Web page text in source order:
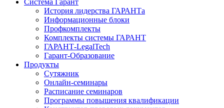
Система Гарант
История лидерства ГАРАНТа
Информационные блоки
Профкомплекты
Комплекты системы ГАРАНТ
ГАРАНТ-LegalTech
Гарант-Образование
Продукты
Сутяжник
Онлайн-семинары
Расписание семинаров
Программы повышения квалификации